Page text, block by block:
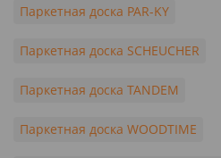
Паркетная доска PAR-KY
Паркетная доска SCHEUCHER
Паркетная доска TANDEM
Паркетная доска WOODTIME